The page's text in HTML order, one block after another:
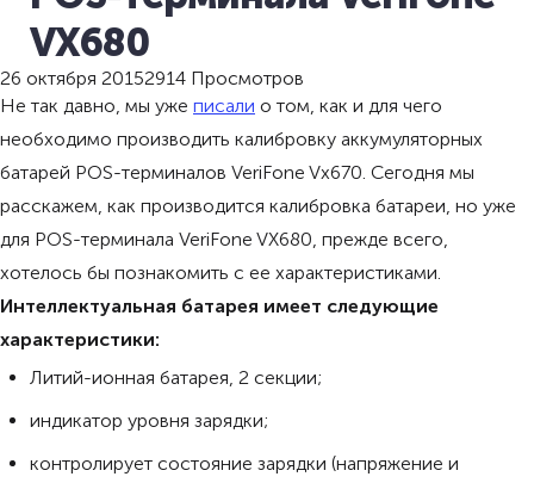
VX680
26 октября 20152914 Просмотров
Не так давно, мы уже писали о том, как и для чего
необходимо производить калибровку аккумуляторных
батарей POS-терминалов VeriFone Vx670. Сегодня мы
расскажем, как производится калибровка батареи, но уже
для POS-терминала VeriFone VX680, прежде всего,
хотелось бы познакомить с ее характеристиками.
Интеллектуальная батарея имеет следующие
характеристики:
Литий-ионная батарея, 2 секции;
индикатор уровня зарядки;
контролирует состояние зарядки (напряжение и